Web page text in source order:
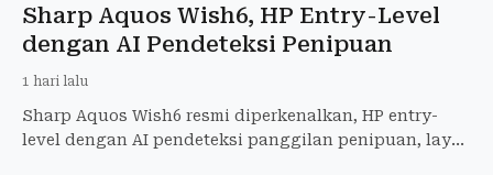
Sharp Aquos Wish6, HP Entry-Level
dengan AI Pendeteksi Penipuan
1 hari lalu
Sharp Aquos Wish6 resmi diperkenalkan, HP entry-
level dengan AI pendeteksi panggilan penipuan, layar